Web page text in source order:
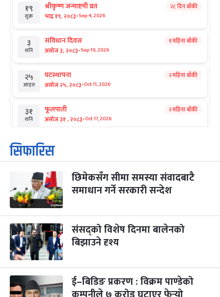
१९
शुक्र
श्रीकृष्ण जन्माष्टमी व्रत
भाद्र १९, २०८३-Sep 4, 2026
२८ दिन बाँकी
३
शनि
संविधान दिवस
असोज ३, २०८३-Sep 19, 2026
१ महिना बाँकी
२५
आइत
घटस्थापना
असोज २५, २०८३-Oct 11, 2026
२ महिना बाँकी
३१
शनि
फूलपाती
असोज ३१ , २०८३-Oct 17, 2026
२ महिना बाँकी
१
आइत
कार्तिक सङ्क्रान्ति
कार्तिक १, २०८३
३
मंगल
महानवमी
कार्तिक ३, २०८३-Oct 20, 2026
२ महिना बाँकी
४
बुध कार्तिक ४, २०८३ Oct 21, 2026
५
बिहि
पापा‌ङ्कुशा एकादशी व्रत
कार्तिक ५, २०८३
२२
आइत
कुकुर तिहार
कार्तिक २२, २०८३-Nov 8, 2026
३ महिना बाँकी
सिफारिस
छिमेकसँग सीमा समस्या संवादबाटै
समाधान गर्ने सरकारी सन्देश
संसद्को विशेष दिनमा बालेनको
बिझाउने दृश्य
ई–बिडिङ प्रकरण : विक्रम पाण्डेको